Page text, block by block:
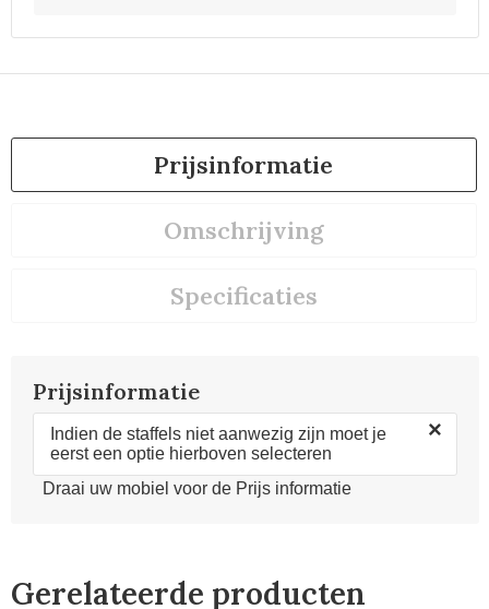
Prijsinformatie
Omschrijving
Specificaties
Prijsinformatie
Indien de staffels niet aanwezig zijn moet je
eerst een optie hierboven selecteren
×
Draai uw mobiel voor de Prijs informatie
Gerelateerde producten